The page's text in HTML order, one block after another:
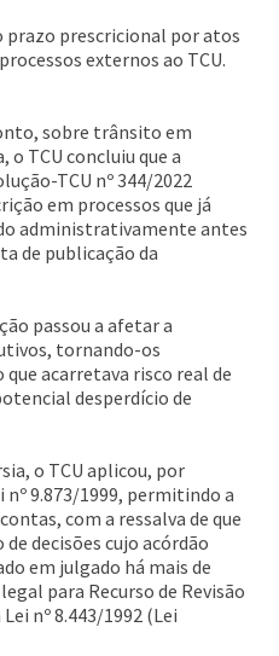
prazo prescricional por atos
externos ao TCU.
sobre trânsito em
o TCU concluiu que a
TCU nº 344/2022
em processos que já
administrativamente antes
de publicação da
passou a afetar a
tornando-os
acarretava risco real de
desperdício de
o TCU aplicou, por
9.873/1999, permitindo a
com a ressalva de que
decisões cujo acórdão
em julgado há mais de
para Recurso de Revisão
nº 8.443/1992 (Lei